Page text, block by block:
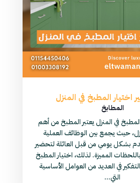
اختيار المطبخ في المنزل
المطابخ
المطبخ في المنزل يعتبر المطبخ من أهم
حيث يجمع بين الوظائف العملية
بشكل يومي من قبل العائلة لتحضير
المميزة. لذلك، اختيار المطبخ
في العديد من العوامل الأساسية
التي...